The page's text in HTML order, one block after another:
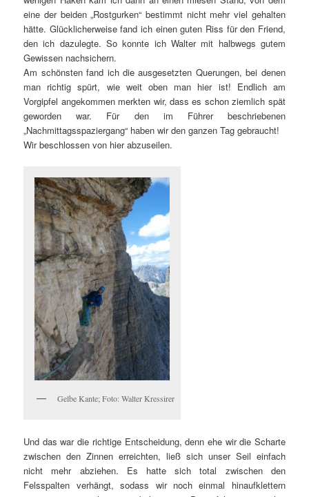
eine der beiden „Rostgurken“ bestimmt nicht mehr viel gehalten
hätte. Glücklicherweise fand ich einen guten Riss für den Friend,
den ich dazulegte. So konnte ich Walter mit halbwegs gutem
Gewissen nachsichern.
Am schönsten fand ich die ausgesetzten Querungen, bei denen
man richtig spürt, wie weit oben man hier ist! Endlich am
Vorgipfel angekommen merkten wir, dass es schon ziemlich spät
geworden war. Für den im Führer beschriebenen
„Nachmittagsspaziergang“ haben wir den ganzen Tag gebraucht!
Wir beschlossen von hier abzuseilen.
Gelbe Kante; Foto: Walter Kressirer
Und das war die richtige Entscheidung, denn ehe wir die Scharte
zwischen den Zinnen erreichten, ließ sich unser Seil einfach
nicht mehr abziehen. Es hatte sich total zwischen den
Felsspalten verhängt, sodass wir noch einmal hinaufklettern